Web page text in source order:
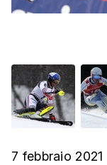
7 febbraio 2021